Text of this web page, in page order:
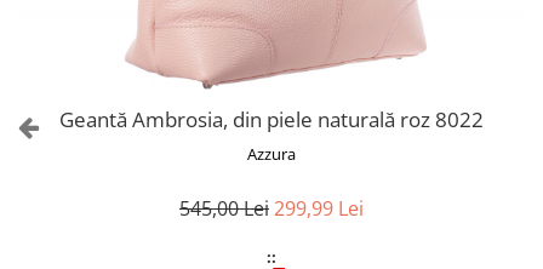
Genți AlbeGeantă Ambrosia, din piele naturală roz 8022
Azzura
545,00 Lei299,99 Lei
::